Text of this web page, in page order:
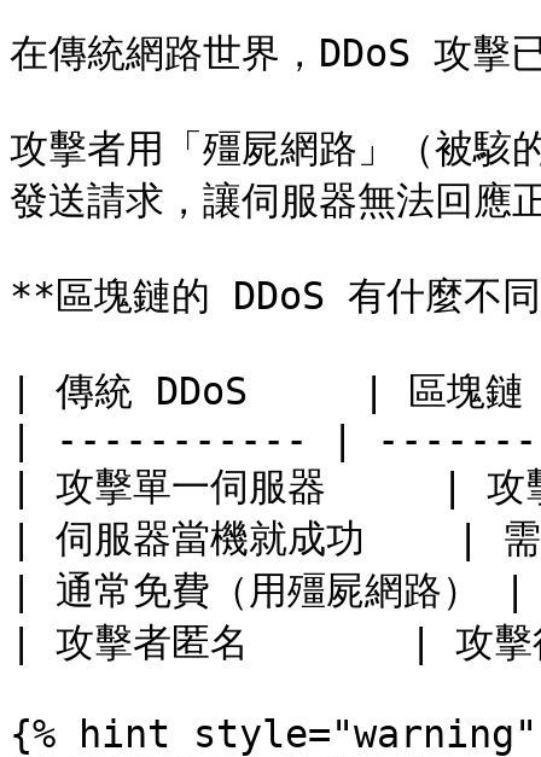
在傳統網路世界，DDoS 攻擊
攻擊者用「殭屍網路」（被駭
發送請求，讓伺服器無法回應
**區塊鏈的 DDoS 有什麼不
| 傳統 DDoS     | 區塊
| ----------- |
| 攻擊單一伺服器     |
| 伺服器當機就成功    |
| 通常免費（用殭屍網路
| 攻擊者匿名       | 攻擊
{% hint style="warning"